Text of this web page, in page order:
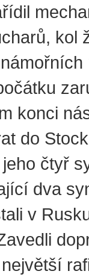
kol
konci
do
čtyř
dva
v